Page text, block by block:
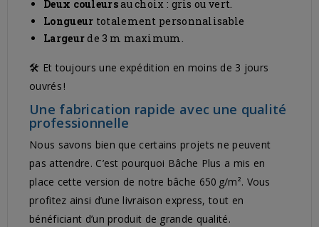
Deux couleursau choix : gris ou vert.
Longueur totalement personnalisable
Largeurde 3 m maximum.
🛠️ Et toujours une expédition en moins de 3 jours
ouvrés !
Une fabrication rapide avec une qualité
professionnelle
Nous savons bien que certains projets ne peuvent
pas attendre. C’est pourquoi Bâche Plus a mis en
place cette version de notre bâche 650 g/m². Vous
profitez ainsi d’une livraison express, tout en
bénéficiant d’un produit de grande qualité.